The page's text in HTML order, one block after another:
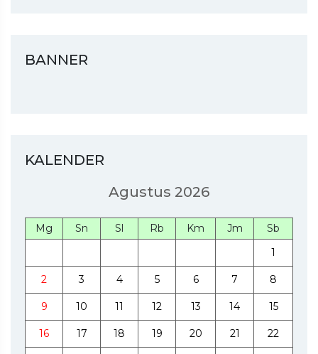
BANNER
KALENDER
Agustus 2026
Mg Sn Sl Rb Km Jm
Sb
1
2 3 4 5 6 7 8
9 10 11 12 13 14 15
16 17 18 19 20 21 22